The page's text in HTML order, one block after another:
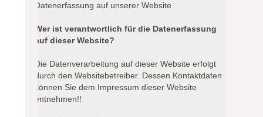
Datenerfassung auf unserer Website
Wer ist verantwortlich für die Datenerfassung
auf dieser Website?
Die Datenverarbeitung auf dieser Website erfolgt
durch den Websitebetreiber. Dessen Kontaktdaten
können Sie dem Impressum dieser Website
entnehmen!!